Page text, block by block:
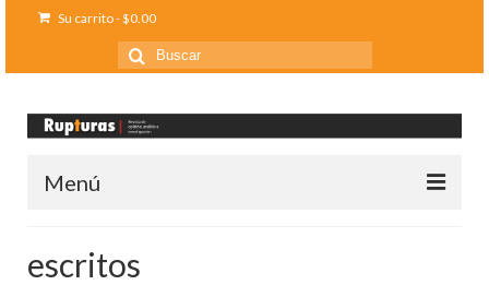
Su carrito-$0.00
Buscar
por:
Menú
escritos